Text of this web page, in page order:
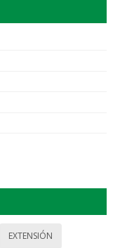
EXTENSIÓN